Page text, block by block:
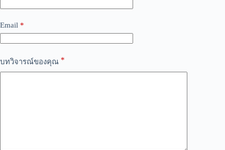
Email *
บทวิจารณ์ของคุณ *
e